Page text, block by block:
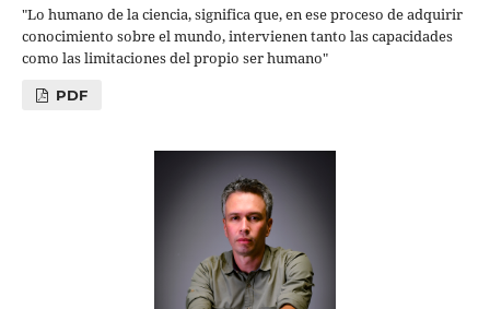
"Lo humano de la ciencia, significa que, en ese proceso de adquirir
conocimiento sobre el mundo, intervienen tanto las capacidades
como las limitaciones del propio ser humano"
PDF